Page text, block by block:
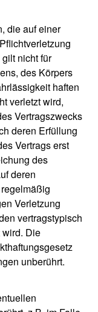
die auf einer
nicht für
des Körpers
haften
verletzt wird,
Vertragszwecks
deren Erfüllung
Vertrags erst
des
deren
Verletzung
vertragstypisch
Die
unberührt.